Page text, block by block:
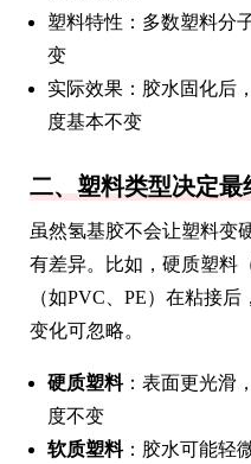
塑料特性：多数塑料分
变
实际效果：胶水固化后
度基本不变
二、塑料类型决定最
虽然氢基胶不会让塑料变
有差异。比如，硬质塑料
（如PVC、PE）在粘接
变化可忽略。
硬质塑料：表面更光滑
度不变
软质塑料：胶水可能轻